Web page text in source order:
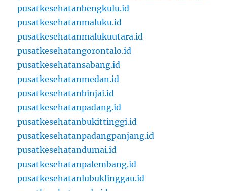
pusatkesehatanbengkulu.id
pusatkesehatanmaluku.id
pusatkesehatanmalukuutara.id
pusatkesehatangorontalo.id
pusatkesehatansabang.id
pusatkesehatanmedan.id
pusatkesehatanbinjai.id
pusatkesehatanpadang.id
pusatkesehatanbukittinggi.id
pusatkesehatanpadangpanjang.id
pusatkesehatandumai.id
pusatkesehatanpalembang.id
pusatkesehatanlubuklinggau.id